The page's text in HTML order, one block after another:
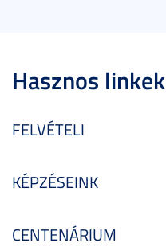
Hasznos linkek
FELVÉTELI
KÉPZÉSEINK
CENTENÁRIUM